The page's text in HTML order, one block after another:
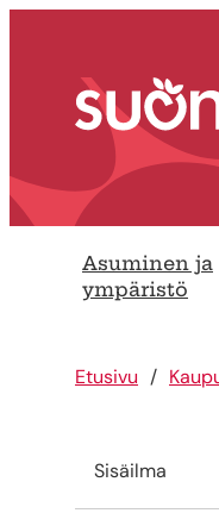
Etusivu
Asuminen ja
ympäristö
Etusivu
Sisäilma